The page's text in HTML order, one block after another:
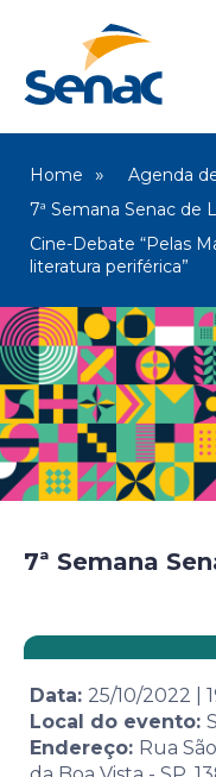
Home Agenda
7ª Semana Senac de
Cine-Debate “Pelas
literatura periférica”
7ª Semana
Data: 25/10/2022
Local do evento:
Endereço: Rua